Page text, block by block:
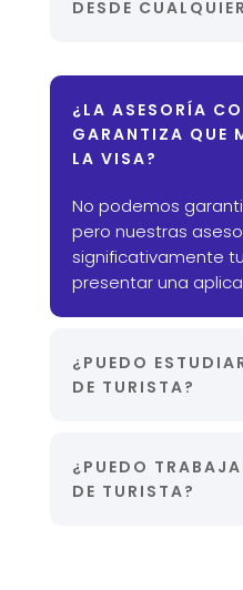
DESDE
¿LA ASESORÍA
GARANTIZA QUE
LA VISA?
No podemos
pero nuestras
significativamente
presentar una
¿PUEDO
DE TURISTA?
¿PUEDO
DE TURISTA?